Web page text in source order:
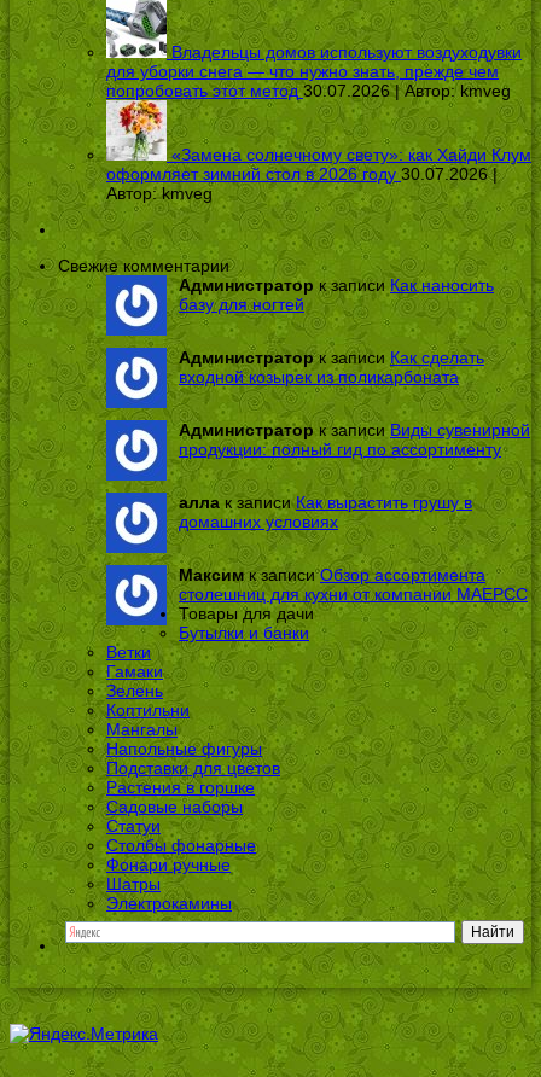
Владельцы домов используют воздуходувки
для уборки снега — что нужно знать, прежде чем
попробовать этот метод 30.07.2026 | Автор:kmveg
«Замена солнечному свету»: как Хайди Клум
оформляет зимний стол в 2026 году 30.07.2026 |
Автор:kmveg
Свежие комментарии
Администраторк записи Как наносить
базу для ногтей
Администраторк записи Как сделать
входной козырек из поликарбоната
Администраторк записиВиды сувенирной
продукции: полный гид по ассортименту
аллак записиКак вырастить грушу в
домашних условиях
Максимк записиОбзор ассортимента
столешниц для кухни от компании МАЕРСС
Товары для дачи
Бутылки и банки
Ветки
Гамаки
Зелень
Коптильни
Мангалы
Напольные фигуры
Подставки для цветов
Растения в горшке
Садовые наборы
Статуи
Столбы фонарные
Фонари ручные
Шатры
Электрокамины